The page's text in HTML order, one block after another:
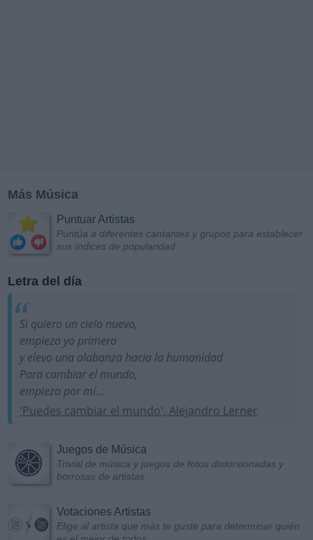
Más Música
Puntuar Artistas
Puntúa a diferentes cantantes y grupos para establecer
sus índices de popularidad
Letra del día
Si quiero un cielo nuevo,
empiezo yo primero
y elevo una alabanza hacia la humanidad
Para cambiar el mundo,
empiezo por mí...
'Puedes cambiar el mundo', Alejandro Lerner
Juegos de Música
Trivial de música y juegos de fotos distorsionadas y
borrosas de artistas
Votaciones Artistas
Elige al artista que más te guste para determinar quién